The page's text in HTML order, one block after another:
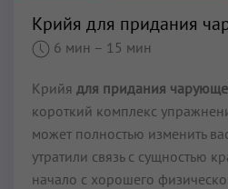
Крийя для придания
6 мин – 15 мин
Крийя для придания
короткий комплекс
может полностью изменить
утратили связь с сущностью
начало с хорошего